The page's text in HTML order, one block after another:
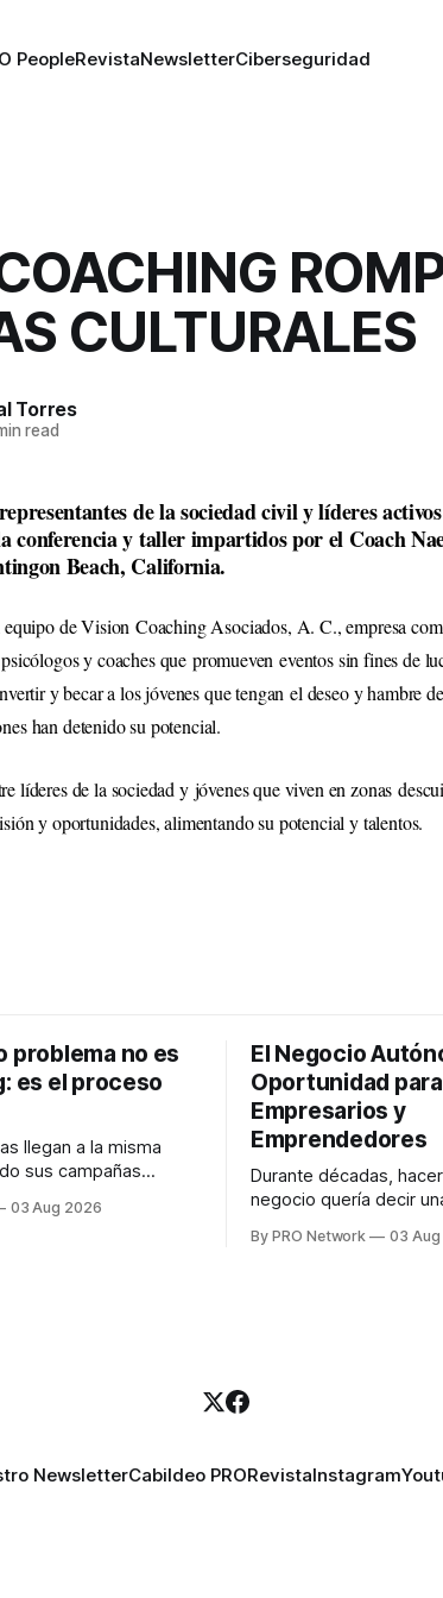
PeopleRevistaNewsletterCiberseguridad
CULTURALES
Torres
read
de la sociedad civil y líderes
conferencia y taller impartidos por el Coach
Beach, California.
equipo de Vision Coaching Asociados, A. C., empresa
y coaches que promueveneventos sin fines de
y becar a los jóvenes que tengan el deseo y hambre
han detenido su potencial.
líderes de la sociedad y jóvenes que viven en zonas
y oportunidades, alimentando su potencial y talentos.
problema no es
es el proceso
llegan a la misma
sus campañas
Sin embargo,
03 Aug 2026
El Negocio
Oportunidad para
Empresarios y
Emprendedores
Durante décadas,
negocio quería decir
anuncios, un
By PRO Network 03
NewsletterCabildeo PRORevistaInstagram